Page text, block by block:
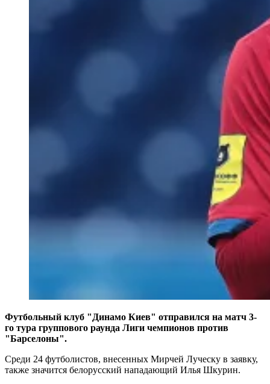
Футбольный клуб "Динамо Киев" отправился на матч 3-
го тура группового раунда Лиги чемпионов против
"Барселоны".
Среди 24 футболистов, внесенных Мирчей Луческу в заявку,
также значится белорусский нападающий Илья Шкурин.